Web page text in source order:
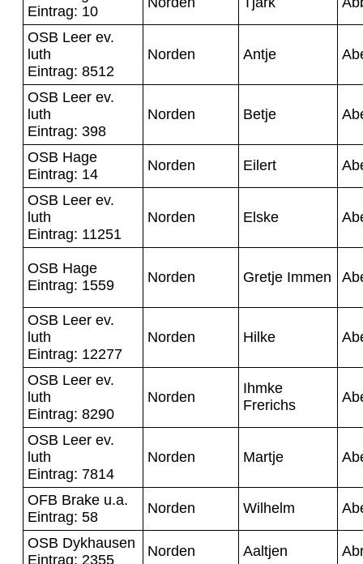
Eintrag: 10
OSB Leer ev.
luth
Eintrag: 8512
Norden Antje
OSB Leer ev.
luth
Eintrag: 398
Norden Betje
OSB Hage
Eintrag: 14
Norden Eilert
OSB Leer ev.
luth
Eintrag: 11251
Norden Elske
OSB Hage
Eintrag: 1559
Norden Gretje Immen
OSB Leer ev.
luth
Eintrag: 12277
Norden Hilke
OSB Leer ev.
luth
Eintrag: 8290
Norden
Ihmke
Frerichs
OSB Leer ev.
luth
Eintrag: 7814
Norden Martje
OFB Brake u.a.
Eintrag: 58
Norden Wilhelm
OSB Dykhausen
Eintrag: 2355
Norden Aaltjen